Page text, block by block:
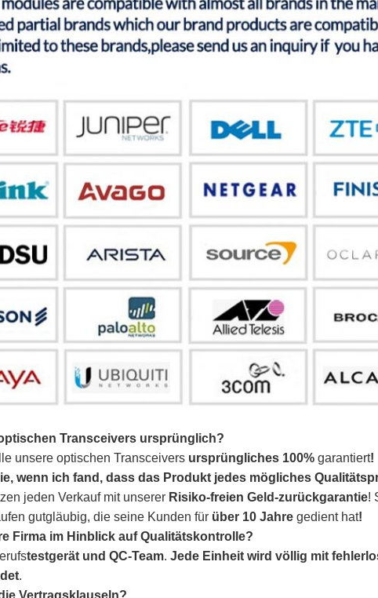
Transceivers ursprünglich?
unsere optischen Transceivers ursprüngliches 100% garantiert!
wenn ich fand, dass das Produkt jedes mögliches
jeden Verkauf mit unserer Risiko-freien Geld-zurückgarantie!
gutgläubig, die seine Kunden für über 10 Jahre gedient hat!
Firma im Hinblick auf Qualitätskontrolle?
testgerät und QC-Team. Jede Einheit wird völlig mit
.
Vertragsklauseln?